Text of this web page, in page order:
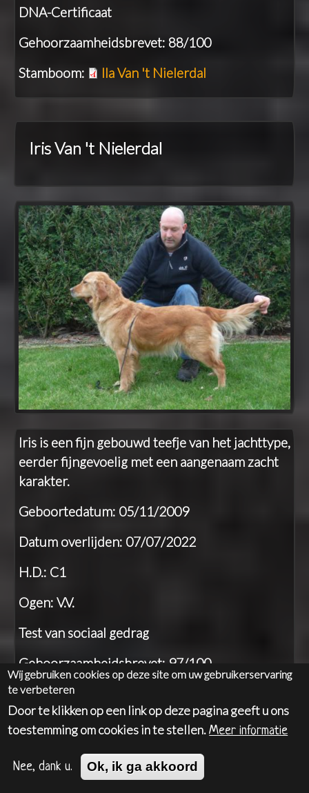
DNA-Certificaat
Gehoorzaamheidsbrevet: 88/100
Stamboom:
Ila Van 't Nielerdal
Iris Van 't Nielerdal
Iris is een fijn gebouwd teefje van het jachttype,
eerder fijngevoelig met een aangenaam zacht
karakter.
Geboortedatum: 05/11/2009
Datum overlijden: 07/07/2022
H.D.: C1
Ogen: V.V.
Test van sociaal gedrag
Gehoorzaamheidsbrevet: 97/100
Stamboom:
Jill
Wij gebruiken cookies op deze site om uw gebruikerservaring
te verbeteren
Door te klikken op een link op deze pagina geeft u ons
toestemming om cookies in te stellen. Meer informatie
Nee, dank u. Ok, ik ga akkoord